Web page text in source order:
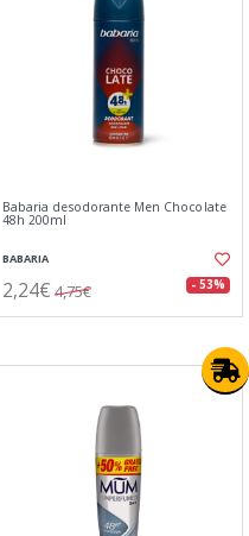
Babaria desodorante Men Chocolate
48h 200ml
BABARIA
2,24€ 4,75€ - 53%